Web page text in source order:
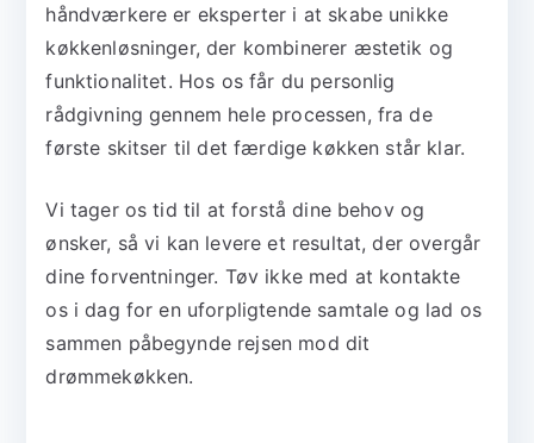
håndværkere er eksperter i at skabe unikke
køkkenløsninger, der kombinerer æstetik og
funktionalitet. Hos os får du personlig
rådgivning gennem hele processen, fra de
første skitser til det færdige køkken står klar.
Vi tager os tid til at forstå dine behov og
ønsker, så vi kan levere et resultat, der overgår
dine forventninger. Tøv ikke med at kontakte
os i dag for en uforpligtende samtale og lad os
sammen påbegynde rejsen mod dit
drømmekøkken.